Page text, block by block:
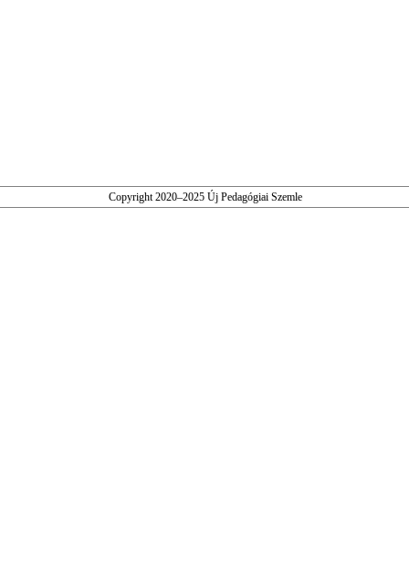
Copyright 2020–2025 Új Pedagógiai Szemle